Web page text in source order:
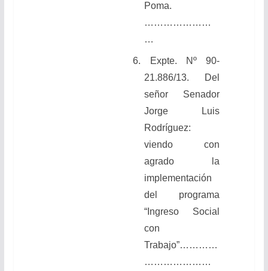
Poma.
…………………
…
6.
Expte. Nº 90-
21.886/13. Del
señor Senador
Jorge Luis
Rodríguez:
viendo con
agrado la
implementación
del programa
“Ingreso Social
con
Trabajo”…………
…………………